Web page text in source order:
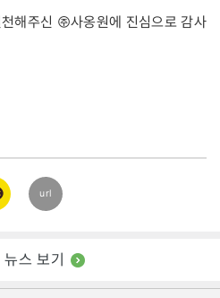
해주신 ㈜사옹원에 진심으로 감사
url
스 보기